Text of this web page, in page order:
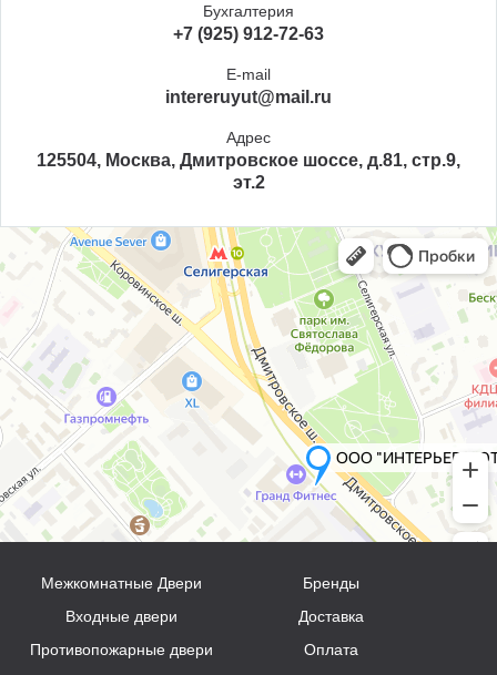
Бухгалтерия
+7 (925) 912-72-63
E-mail
intereruyut@mail.ru
Адрес
125504, Москва, Дмитровское шоссе, д.81, стр.9,
эт.2
Межкомнатные Двери
Входные двери
Противопожарные двери
Бренды
Доставка
Оплата